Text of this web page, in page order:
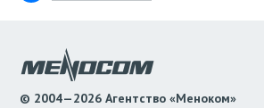
© 2004—2026 Агентство «Меноком»